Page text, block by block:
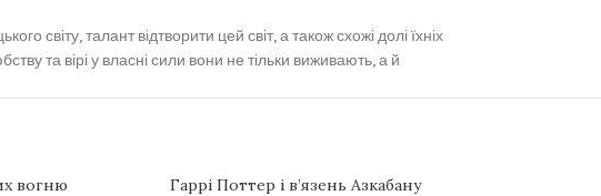
світу, талант відтворити цей світ, а також схожі долі їхніх
та вірі у власні сили вони не тільки виживають, а й
вогню Гаррі Поттер і в’язень Азкабану